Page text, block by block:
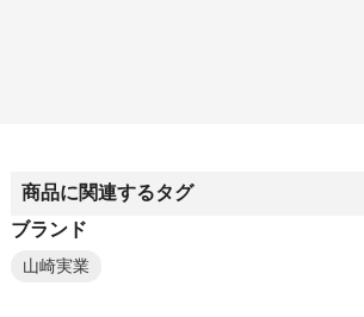
商品に関連するタグ
ブランド
山崎実業